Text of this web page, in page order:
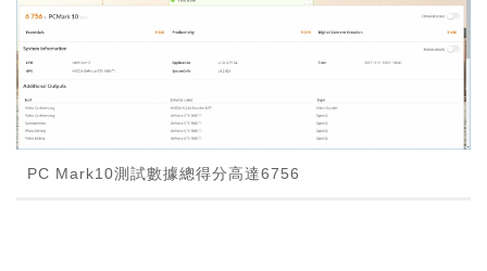
PC Mark10測試數據總得分高達6756